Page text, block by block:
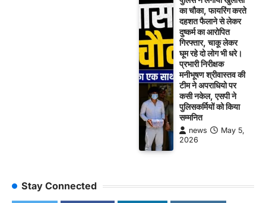
का चौका, फायरिंग करते
दहशत फैलाने से लेकर
दुष्कर्म का आरोपित
गिरफ्तार, चाकू लेकर
घूम रहे दो लोग भी धरे।
प्रभारी निरीक्षक
मनीभूषण श्रीवास्तव की
टीम ने अपराधियो पर
कसी नकेल, एसपी ने
पुलिसकर्मियों को किया
सम्मनित
news
May 5,
2026
Stay Connected